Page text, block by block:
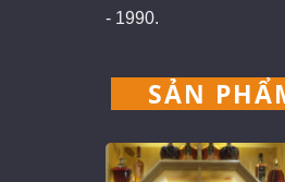
- 1990.
SẢN